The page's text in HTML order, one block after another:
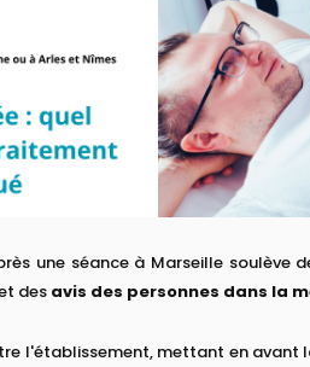
une séance à Marseille soulève
des avis des personnes dans la
l'établissement, mettant en avant